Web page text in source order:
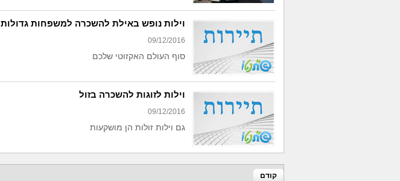
וילות נופש באילת להשכרה למשפחות גדולות
09/12/2016
סוף העולם האקזוטי שלכם
וילות לזוגות להשכרה בזול
09/12/2016
גם וילות זולות הן מושקעות
קודם